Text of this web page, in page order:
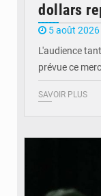
dollars
5 août 2026
L'audience
prévue ce
SAVOIR PLUS